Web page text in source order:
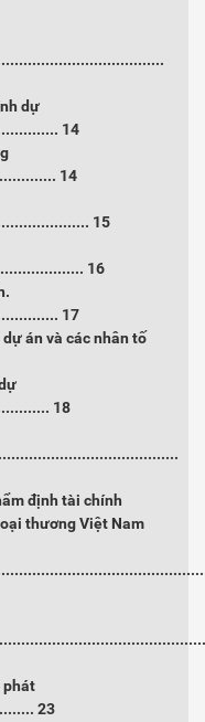
dự
14
14
15
16
17
án và các nhân tố
18
định tài chính
Việt Nam
phát
23